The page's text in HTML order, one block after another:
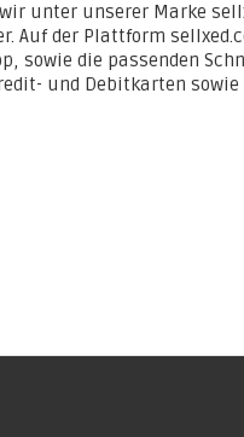
unter unserer Marke
Auf der Plattform
sowie die passenden
und Debitkarten